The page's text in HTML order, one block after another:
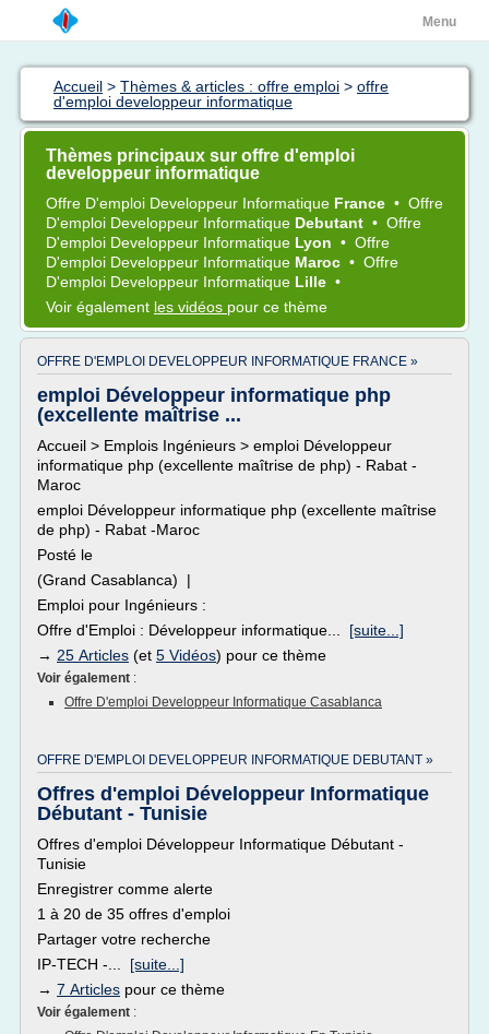
Menu
Accueil > Thèmes & articles : offre emploi > offre
d'emploi developpeur informatique
Thèmes principaux sur offre d'emploi
developpeur informatique
Offre D'emploi Developpeur Informatique France • Offre
D'emploi Developpeur Informatique Debutant • Offre
D'emploi Developpeur Informatique Lyon • Offre
D'emploi Developpeur Informatique Maroc • Offre
D'emploi Developpeur Informatique Lille •
Voir également les vidéos pour ce thème
OFFRE D'EMPLOI DEVELOPPEUR INFORMATIQUE FRANCE »
emploi Développeur informatique php
(excellente maîtrise ...
Accueil > Emplois Ingénieurs > emploi Développeur
informatique php (excellente maîtrise de php) - Rabat -
Maroc
emploi Développeur informatique php (excellente maîtrise
de php) - Rabat -Maroc
Posté le
(Grand Casablanca) |
Emploi pour Ingénieurs :
Offre d'Emploi : Développeur informatique... [suite...]
→ 25 Articles (et 5 Vidéos) pour ce thème
Voir également :
Offre D'emploi Developpeur Informatique Casablanca
OFFRE D'EMPLOI DEVELOPPEUR INFORMATIQUE DEBUTANT »
Offres d'emploi Développeur Informatique
Débutant - Tunisie
Offres d'emploi Développeur Informatique Débutant -
Tunisie
Enregistrer comme alerte
1 à 20 de 35 offres d'emploi
Partager votre recherche
IP-TECH -... [suite...]
→ 7 Articles pour ce thème
Voir également :